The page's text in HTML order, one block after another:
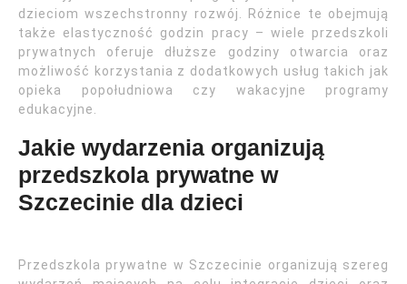
dzieciom wszechstronny rozwój. Różnice te obejmują
także elastyczność godzin pracy – wiele przedszkoli
prywatnych oferuje dłuższe godziny otwarcia oraz
możliwość korzystania z dodatkowych usług takich jak
opieka popołudniowa czy wakacyjne programy
edukacyjne.
Jakie wydarzenia organizują
przedszkola prywatne w
Szczecinie dla dzieci
Przedszkola prywatne w Szczecinie organizują szereg